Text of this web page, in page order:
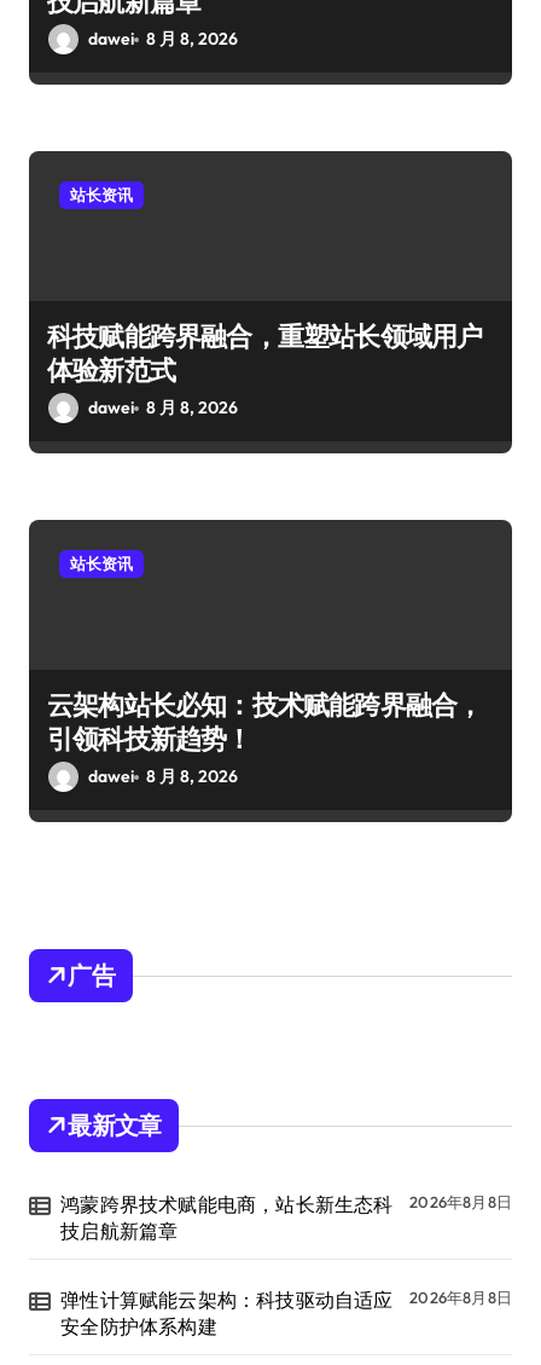
dawei 8 月 8, 2026
站长资讯
科技赋能跨界融合，重塑站长领域用户
体验新范式
dawei 8 月 8, 2026
站长资讯
云架构站长必知：技术赋能跨界融合，
引领科技新趋势！
dawei 8 月 8, 2026
广告
最新文章
鸿蒙跨界技术赋能电商，站长新生态科
技启航新篇章
2026年8月8日
弹性计算赋能云架构：科技驱动自适应
安全防护体系构建
2026年8月8日